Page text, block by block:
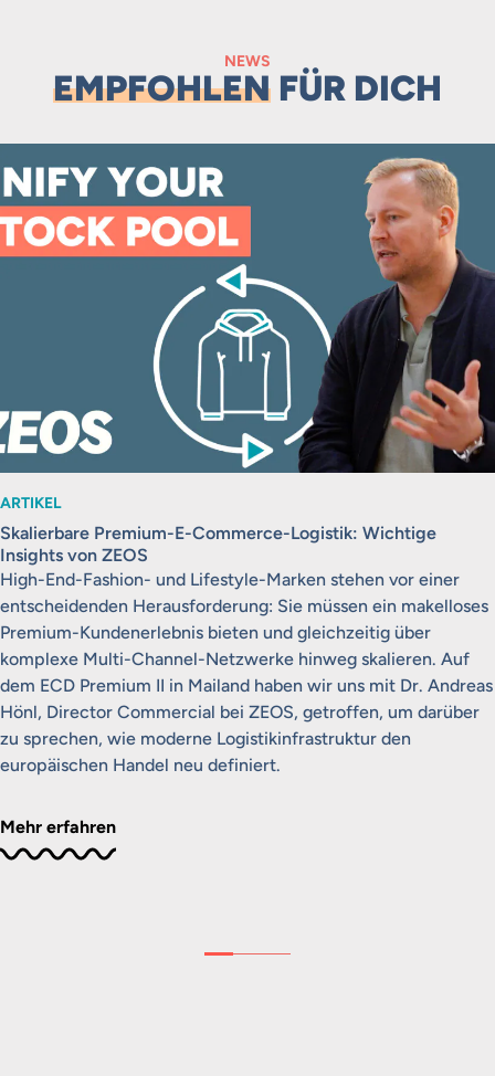
NEWS
EMPFOHLEN FÜR DICH
ARTIKEL
Skalierbare Premium-E-Commerce-Logistik: Wichtige
Insights von ZEOS
High-End-Fashion- und Lifestyle-Marken stehen vor einer
entscheidenden Herausforderung: Sie müssen ein makelloses
Premium-Kundenerlebnis bieten und gleichzeitig über
komplexe Multi-Channel-Netzwerke hinweg skalieren. Auf
dem ECD Premium II in Mailand haben wir uns mit Dr. Andreas
Hönl, Director Commercial bei ZEOS, getroffen, um darüber
zu sprechen, wie moderne Logistikinfrastruktur den
europäischen Handel neu definiert.
Mehr erfahren